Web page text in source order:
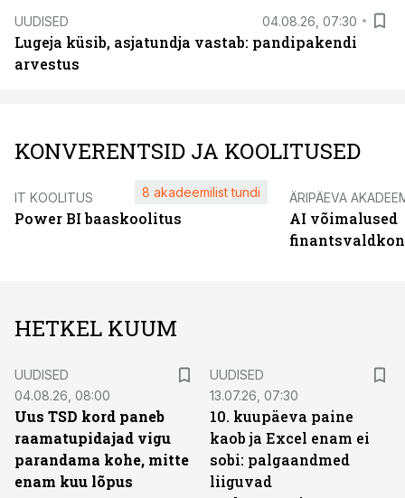
UUDISED 04.08.26, 07:30
Lugeja küsib, asjatundja vastab: pandipakendi
arvestus
KONVERENTSID JA KOOLITUSED
IT KOOLITUS
Power BI baaskoolitus
8 akadeemilist tundi ÄRIPÄEVA
AI võimalused
HETKEL KUUM
UUDISED
04.08.26, 08:00
Uus TSD kord paneb
raamatupidajad vigu
parandama kohe, mitte
enam kuu lõpus
UUDISED
13.07.26, 07:30
10. kuupäeva paine
kaob ja Excel enam ei
sobi: palgaandmed
liiguvad